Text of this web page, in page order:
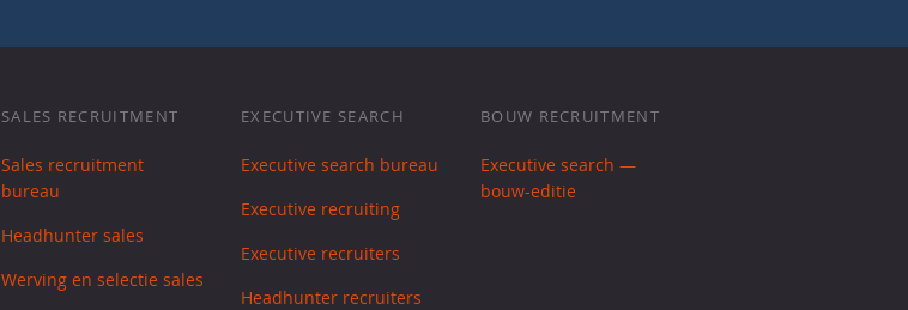
SALES RECRUITMENT
Sales recruitment
bureau
Headhunter sales
Werving en selectie sales
EXECUTIVE SEARCH
Executive search bureau
Executive recruiting
Executive recruiters
Headhunter recruiters
BOUW RECRUITMENT
Executive search —
bouw-editie